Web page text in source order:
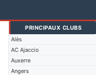
PRINCIPAUX CLUBS
Alès
AC Ajaccio
Auxerre
Angers